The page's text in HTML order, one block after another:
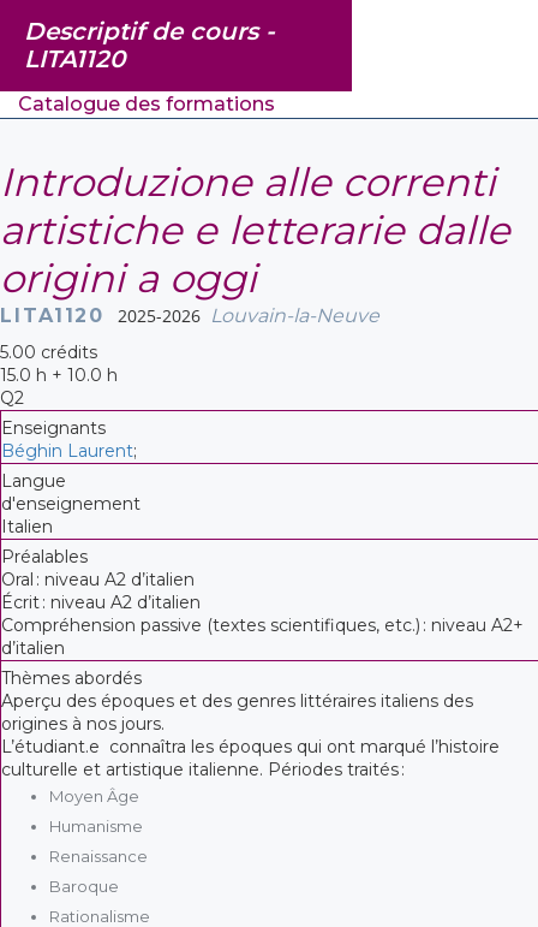
Descriptif de cours -
LITA1120
Catalogue des formations
Introduzione alle correnti
artistiche e letterarie dalle
origini a oggi
LITA1120 2025-2026 Louvain-la-Neuve
5.00 crédits
15.0 h + 10.0 h
Q2
Enseignants
Béghin Laurent;
Langue
d'enseignement
Italien
Préalables
Oral : niveau A2 d’italien
Écrit : niveau A2 d’italien
Compréhension passive (textes scientifiques, etc.) : niveau A2+
d’italien
Thèmes abordés
Aperçu des époques et des genres littéraires italiens des
origines à nos jours.
L’étudiant.e connaîtra les époques qui ont marqué l’histoire
culturelle et artistique italienne. Périodes traités :
Moyen Âge
Humanisme
Renaissance
Baroque
Rationalisme